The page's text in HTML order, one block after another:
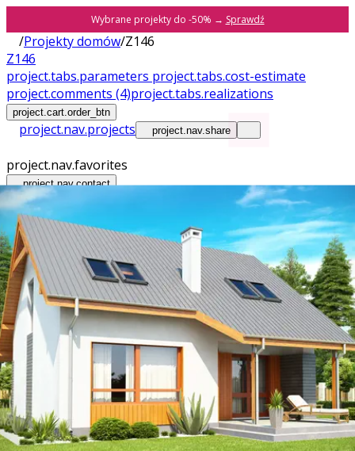
Wybrane projekty do -50% → Sprawdź
/Projekty domów/Z146
Z146
project.tabs.parameters project.tabs.cost-estimate
project.comments (4)project.tabs.realizations
project.cart.order_btn
project.nav.projects project.nav.share
project.nav.favorites
project.nav.contact